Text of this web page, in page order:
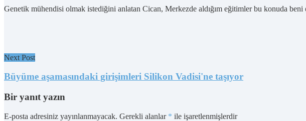
Genetik mühendisi olmak istediğini anlatan Cican, Merkezde aldığım eğitimler bu konuda
Next Post
Büyüme aşamasındaki girişimleri Silikon Vadisi'ne taşıyor
Bir yanıt yazın
E-posta adresiniz yayınlanmayacak. Gerekli alanlar * ile işaretlenmişlerdir